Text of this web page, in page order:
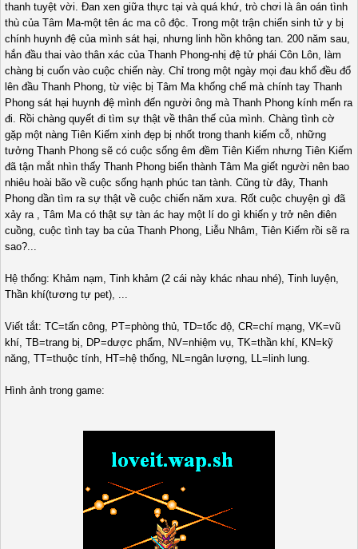
thanh tuyệt vời. Đan xen giữa thực tại và quá khứ, trò chơi là ân oán tình
thù của Tâm Ma-một tên ác ma cô độc. Trong một trận chiến sinh tử y bị
chính huynh đệ của mình sát hại, nhưng linh hồn không tan. 200 năm sau,
hắn đầu thai vào thân xác của Thanh Phong-nhị đệ tử phái Côn Lôn, làm
chàng bị cuốn vào cuộc chiến này. Chỉ trong một ngày mọi đau khổ đều đổ
lên đầu Thanh Phong, từ việc bị Tâm Ma khống chế mà chính tay Thanh
Phong sát hại huynh đệ mình đến người ông mà Thanh Phong kính mến ra
đi. Rồi chàng quyết đi tìm sự thật về thân thế của mình. Chàng tình cờ
gặp một nàng Tiên Kiếm xinh đẹp bị nhốt trong thanh kiếm cỗ, những
tưởng Thanh Phong sẽ có cuộc sống êm đềm Tiên Kiếm nhưng Tiên Kiếm
đã tận mắt nhìn thấy Thanh Phong biến thành Tâm Ma giết người nên bao
nhiêu hoài bão về cuộc sống hạnh phúc tan tành. Cũng từ đây, Thanh
Phong dần tìm ra sự thật về cuộc chiến năm xưa. Rốt cuộc chuyện gì đã
xảy ra , Tâm Ma có thật sự tàn ác hay một lí do gì khiến y trở nên điên
cuồng, cuộc tình tay ba của Thanh Phong, Liễu Nhâm, Tiên Kiếm rồi sẽ ra
sao?...
Hệ thống: Khảm nạm, Tinh khảm (2 cái này khác nhau nhé), Tinh luyện,
Thần khí(tương tự pet), ...
Viết tắt: TC=tấn công, PT=phòng thủ, TD=tốc độ, CR=chí mạng, VK=vũ
khí, TB=trang bị, DP=dược phẩm, NV=nhiệm vụ, TK=thần khí, KN=kỹ
năng, TT=thuộc tính, HT=hệ thống, NL=ngân lượng, LL=linh lung.
Hình ảnh trong game: